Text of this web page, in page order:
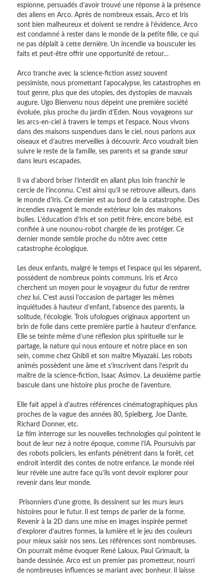
espionne, persuadés d’avoir trouvé une réponse à la présence
des aliens en Arco. Après de nombreux essais, Arco et Iris
sont bien malheureux et doivent se rendre à l’évidence, Arco
est condamné à rester dans le monde de la petite fille, ce qui
ne pas déplaît à cette dernière. Un incendie va bousculer les
faits et peut-être offrir une opportunité de retour…
Arco tranche avec la science-fiction assez souvent
pessimiste, nous promettant l’apocalypse, les catastrophes en
tout genre, plus que des utopies, des dystopies de mauvais
augure. Ugo Bienvenu nous dépeint une première société
évoluée, plus proche du jardin d'Eden. Nous voyageons sur
les arcs-en-ciel à travers le temps et l’espace. Nous vivons
dans des maisons suspendues dans le ciel, nous parlons aux
oiseaux et d’autres merveilles à découvrir. Arco voudrait bien
suivre le reste de la famille, ses parents et sa grande sœur
dans leurs escapades.
Il va d’abord briser l’interdit en allant plus loin franchir le
cercle de l’inconnu. C’est ainsi qu’il se retrouve ailleurs, dans
le monde d’Iris. Ce dernier est au bord de la catastrophe. Des
incendies ravagent le monde extérieur loin des maisons
bulles. L’éducation d’Iris et son petit frère, encore bébé, est
confiée à une nounou-robot chargée de les protéger. Ce
dernier monde semble proche du nôtre avec cette
catastrophe écologique.
Les deux enfants, malgré le temps et l’espace qui les séparent,
possèdent de nombreux points communs. Iris et Arco
cherchent un moyen pour le voyageur du futur de rentrer
chez lui. C’est aussi l’occasion de partager les mêmes
inquiétudes à hauteur d’enfant, l’absence des parents, la
solitude, l’écologie. Trois ufologues originaux apportent un
brin de folie dans cette première partie à hauteur d’enfance.
Elle se teinte même d’une réflexion plus spirituelle sur le
partage, la nature qui nous entoure et notre place en son
sein, comme chez Ghibli et son maître Miyazaki. Les robots
animés possèdent une âme et s’inscrivent dans l’esprit du
maître de la science-fiction, Isaac Asimov. La deuxième partie
bascule dans une histoire plus proche de l’aventure.
Elle fait appel à d'autres références cinématographiques plus
proches de la vague des années 80, Spielberg, Joe Dante,
Richard Donner, etc.
Le film interroge sur les nouvelles technologies qui pointent le
bout de leur nez à notre époque, comme l’IA. Poursuivis par
des robots policiers, les enfants pénètrent dans la forêt, cet
endroit interdit des contes de notre enfance. Le monde réel
leur révèle une autre face qu’ils vont devoir explorer pour
revenir dans leur monde.
Prisonniers d’une grotte, ils dessinent sur les murs leurs
histoires pour le futur. Il est temps de parler de la forme.
Revenir à la 2D dans une mise en images inspirée permet
d’explorer d’autres formes, la lumière et le jeu des couleurs
pour mieux saisir nos sens. Les références sont nombreuses.
On pourrait même évoquer René Laloux, Paul Grimault, la
bande dessinée. Arco est un premier pas prometteur, nourri
de nombreuses influences se mariant avec bonheur. Il laisse